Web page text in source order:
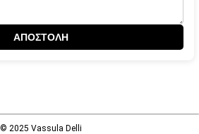
© 2025 Vassula Delli